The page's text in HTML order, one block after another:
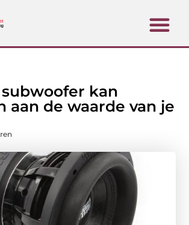
kan
aan de waarde van je